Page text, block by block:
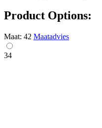
Product Options:
Maat: 42 Maatadvies
34